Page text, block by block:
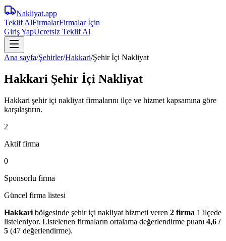
Nakliyat.app
Teklif AlFirmalarFirmalar İçin
Giriş YapÜcretsiz Teklif Al
Ana sayfa/Şehirler/Hakkari/Şehir İçi Nakliyat
Hakkari Şehir İçi Nakliyat
Hakkari şehir içi nakliyat firmalarını ilçe ve hizmet kapsamına göre
karşılaştırın.
2
Aktif firma
0
Sponsorlu firma
Güncel firma listesi
Hakkari bölgesinde şehir içi nakliyat hizmeti veren 2 firma 1 ilçede
listeleniyor. Listelenen firmaların ortalama değerlendirme puanı 4,6 /
5 (47 değerlendirme).